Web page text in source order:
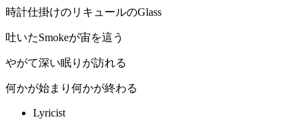
時計仕掛けのリキュールのGlass
吐いたSmokeが宙を這う
やがて深い眠りが訪れる
何かが始まり何かが終わる
Lyricist